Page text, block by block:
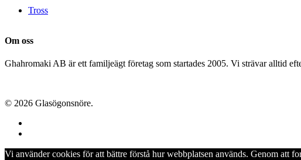
Tross
Om oss
Ghahromaki AB är ett familjeägt företag som startades 2005. Vi strävar alltid
© 2026 Glasögonsnöre.
Vi använder cookies för att bättre förstå hur webbplatsen används. Genom att